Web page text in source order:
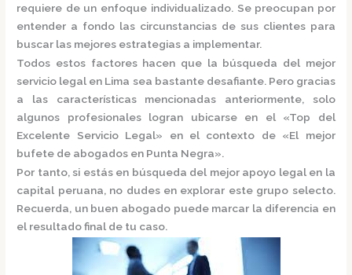
requiere de un enfoque individualizado. Se preocupan por
entender a fondo las circunstancias de sus clientes para
buscar las mejores estrategias a implementar.
Todos estos factores hacen que la búsqueda del mejor
servicio legal en Lima sea bastante desafiante. Pero gracias
a las características mencionadas anteriormente, solo
algunos profesionales logran ubicarse en el «Top del
Excelente Servicio Legal» en el contexto de «El mejor
bufete de abogados en Punta Negra».
Por tanto, si estás en búsqueda del mejor apoyo legal en la
capital peruana, no dudes en explorar este grupo selecto.
Recuerda, un buen abogado puede marcar la diferencia en
el resultado final de tu caso.